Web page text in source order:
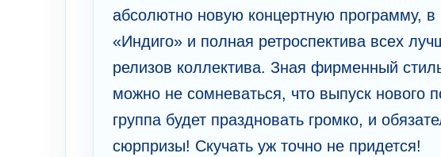
абсолютно новую концертную программу, в
«Индиго» и полная ретроспектива всех
релизов коллектива. Зная фирменный
можно не сомневаться, что выпуск нового
группа будет праздновать громко, и
сюрпризы! Скучать уж точно не придется!